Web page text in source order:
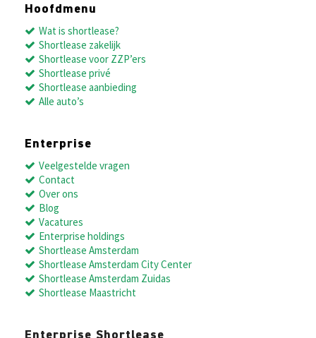
Hoofdmenu
Wat is shortlease?
Shortlease zakelijk
Shortlease voor ZZP’ers
Shortlease privé
Shortlease aanbieding
Alle auto’s
Enterprise
Veelgestelde vragen
Contact
Over ons
Blog
Vacatures
Enterprise holdings
Shortlease Amsterdam
Shortlease Amsterdam City Center
Shortlease Amsterdam Zuidas
Shortlease Maastricht
Enterprise Shortlease